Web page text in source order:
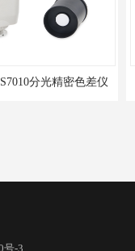
恩时基础版色差宝CR1
号-3